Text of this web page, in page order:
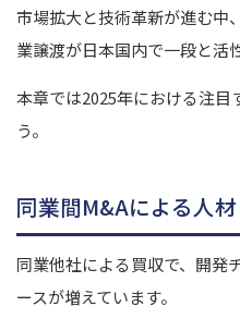
市場拡大と技術革新が進む中
業譲渡が日本国内で一段と活
本章では2025年における注目
う。
同業間M&Aによる人
同業他社による買収で、開発
ースが増えています。